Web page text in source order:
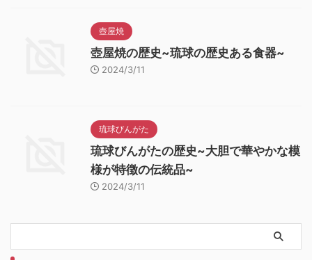
壺屋焼
壺屋焼の歴史~琉球の歴史ある食器~
2024/3/11
琉球びんがた
琉球びんがたの歴史~大胆で華やかな模
様が特徴の伝統品~
2024/3/11